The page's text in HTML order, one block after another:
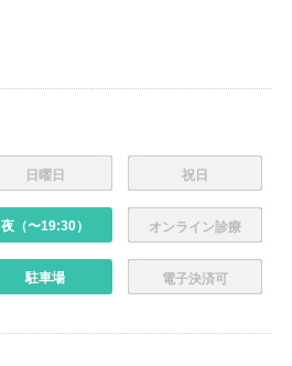
日曜日 祝日
夜（〜19:30） オンライン診療
駐車場 電子決済可